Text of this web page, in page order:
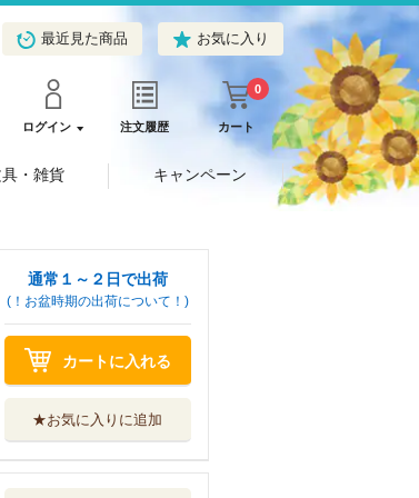
最近見た商品 お気に入り
ログイン 注文履歴 カート
0
・雑貨 キャンペーン
通常１～２日で出荷
(！お盆時期の出荷について！)
カートに入れる
★お気に入りに追加
クールな御曹司の
理不尽な求愛に...